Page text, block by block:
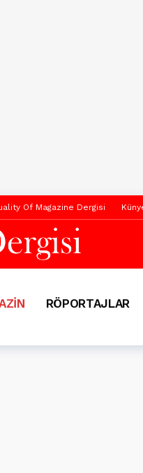
Of Magazine Dergisi
RÖPORTAJLAR